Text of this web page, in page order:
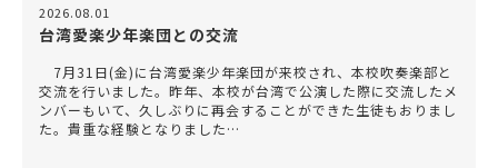
2026.08.01
台湾愛楽少年楽団との交流
7月31日(金)に台湾愛楽少年楽団が来校され、本校吹奏楽部と
交流を行いました。昨年、本校が台湾で公演した際に交流したメ
ンバーもいて、久しぶりに再会することができた生徒もおりまし
た。貴重な経験となりました…